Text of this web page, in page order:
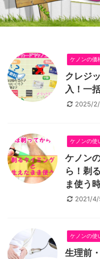
ケノンの価
クレジ
入！一
2025/
ケノンの使
ケノン
ら！剃
ま使う
2021/
ケノンの使
生理前